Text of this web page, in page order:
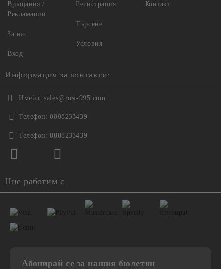
Връщания /
Рекламации
За нас
Вход
Регистрация
Търсене
Условия
Контакт
Информация за контакти:
Имейл: sales@rosi-995.com
Телефон: 0888233439
Телефон: 0888233439
Ние работим с
Абонирай се за нашия бюлетин